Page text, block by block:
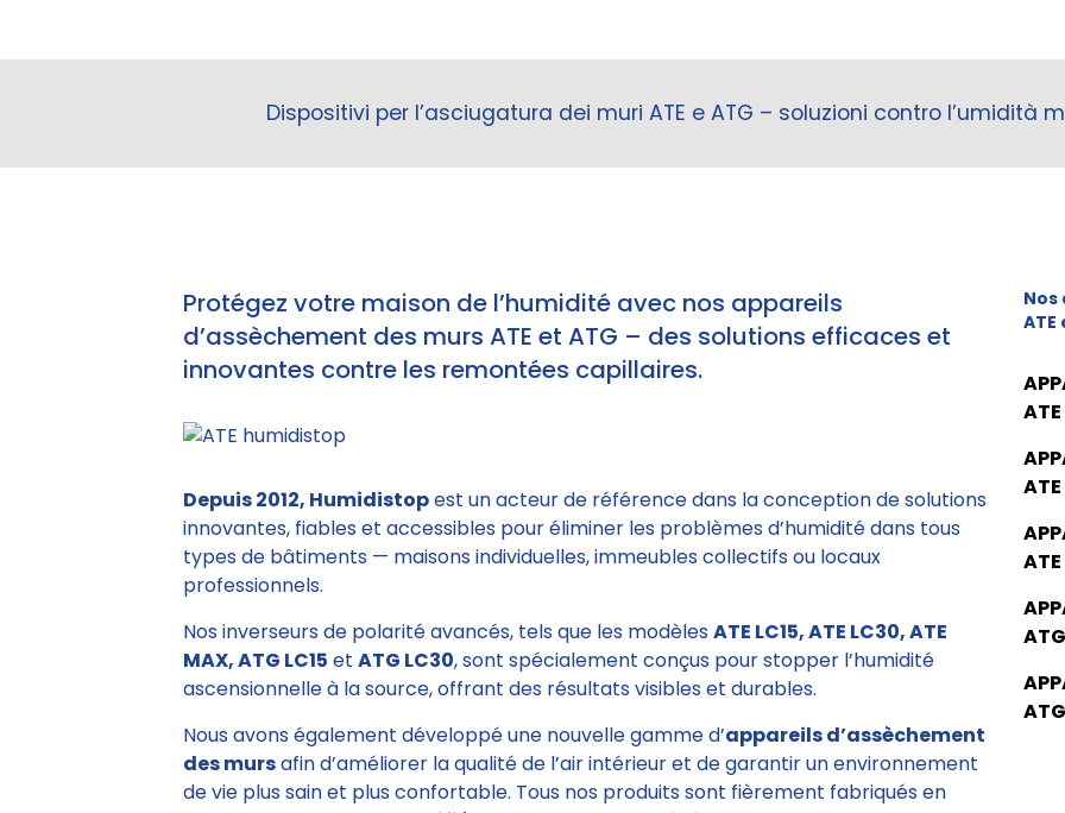
Dispositivi per l’asciugatura dei muri ATE e ATG – soluzioni contro l’umidità
Protégez votre maison de l’humidité avec nos appareils
d’assèchement des murs ATE et ATG – des solutions efficaces et
innovantes contre les remontées capillaires.
Depuis 2012, Humidistopest un acteur de référence dans la conception de solutions
innovantes, fiables et accessibles pour éliminer les problèmes d’humidité dans tous
types de bâtiments — maisons individuelles, immeubles collectifs ou locaux
professionnels.
Nos inverseurs de polarité avancés, tels que les modèles ATE LC15, ATE LC30, ATE
MAX, ATG LC15 et ATG LC30, sont spécialement conçus pour stopper l’humidité
ascensionnelle à la source, offrant des résultats visibles et durables.
Nous avons également développé une nouvelle gamme d’appareils d’assèchement
des mursafin d’améliorer la qualité de l’air intérieur et de garantir un environnement
de vie plus sain et plus confortable. Tous nos produits sont fièrement fabriqués en
Nos
ATE
ATE